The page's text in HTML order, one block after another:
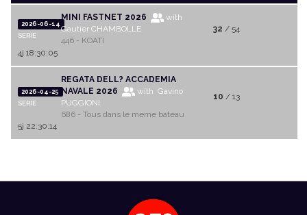
2026-06-14
SERIE
MINI FASTNET 2026
with
Gautier CHAMBOLLE
446 - KOATI
32 / 54
4j 18:30:05
2026-04-25
SERIE
REGATA DELL? ACCADEMIA
NAVALE 2026
with Gavino
PUGGIONI
686 - Tous dans le meme bateau
10 / 13
5j 22:30:14